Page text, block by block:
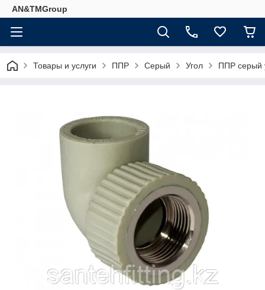
AN&TMGroup
Товары и услуги ППР Серый Угол ППР серый